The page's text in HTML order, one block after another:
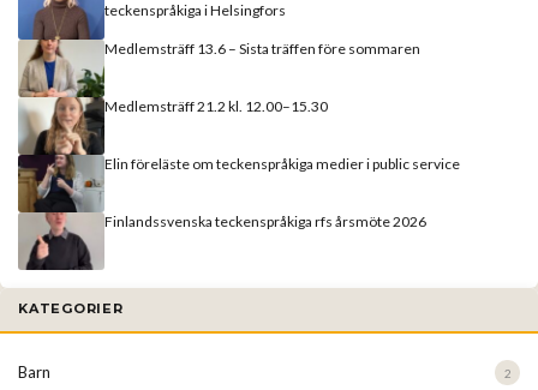
teckenspråkiga i Helsingfors
Medlemsträff 13.6 – Sista träffen före sommaren
Medlemsträff 21.2 kl. 12.00–15.30
Elin föreläste om teckenspråkiga medier i public service
Finlandssvenska teckenspråkiga rfs årsmöte 2026
KATEGORIER
Barn 2